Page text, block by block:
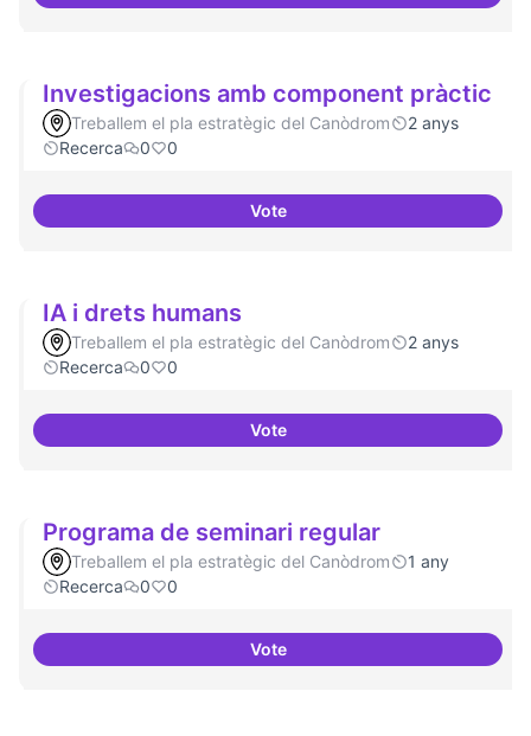
Investigacions amb component pràctic
Treballem el pla estratègic del Canòdrom
2 anys
Recerca
0 0
VoteInvestigacions amb component
IA i drets humans
Treballem el pla estratègic del Canòdrom
2 anys
Recerca
0 0
VoteIA i drets humans
Programa de seminari regular
Treballem el pla estratègic del Canòdrom
1 any
Recerca
0 0
VotePrograma de seminari regular